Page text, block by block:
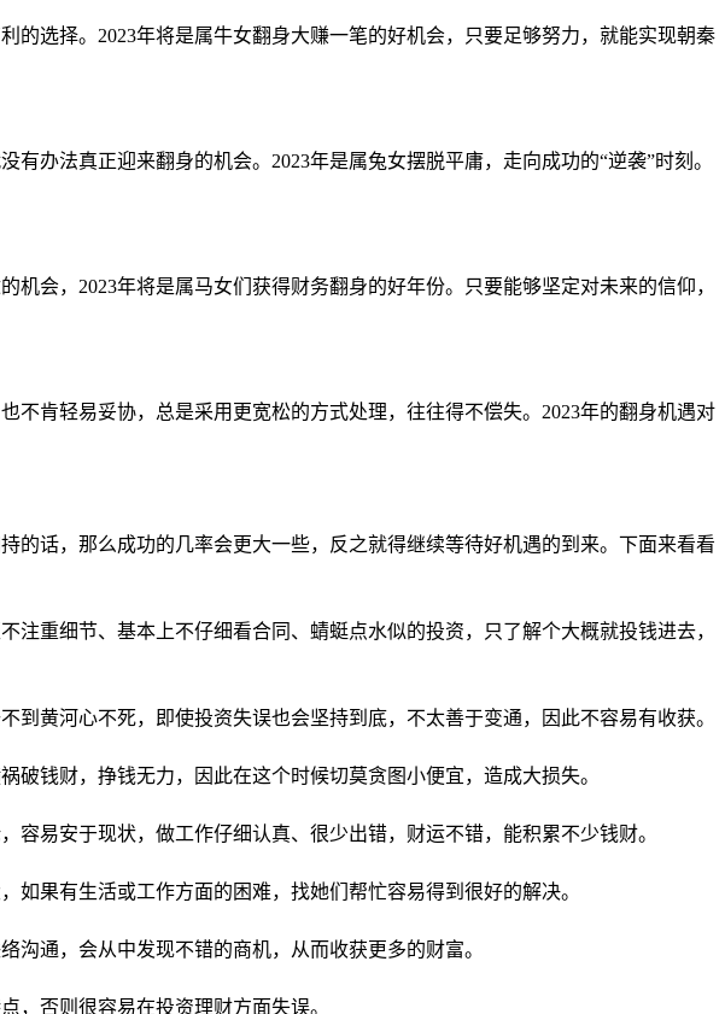
选择。2023年将是属牛女翻身大赚一笔的好机会，只要足够努力，就能实现朝秦
办法真正迎来翻身的机会。2023年是属兔女摆脱平庸，走向成功的“逆袭”时刻。
会，2023年将是属马女们获得财务翻身的好年份。只要能够坚定对未来的信仰，
肯轻易妥协，总是采用更宽松的方式处理，往往得不偿失。2023年的翻身机遇对
的话，那么成功的几率会更大一些，反之就得继续等待好机遇的到来。下面来看看
重细节、基本上不仔细看合同、蜻蜓点水似的投资，只了解个大概就投钱进去，
黄河心不死，即使投资失误也会坚持到底，不太善于变通，因此不容易有收获。
钱财，挣钱无力，因此在这个时候切莫贪图小便宜，造成大损失。
易安于现状，做工作仔细认真、很少出错，财运不错，能积累不少钱财。
果有生活或工作方面的困难，找她们帮忙容易得到很好的解决。
沟通，会从中发现不错的商机，从而收获更多的财富。
，否则很容易在投资理财方面失误。